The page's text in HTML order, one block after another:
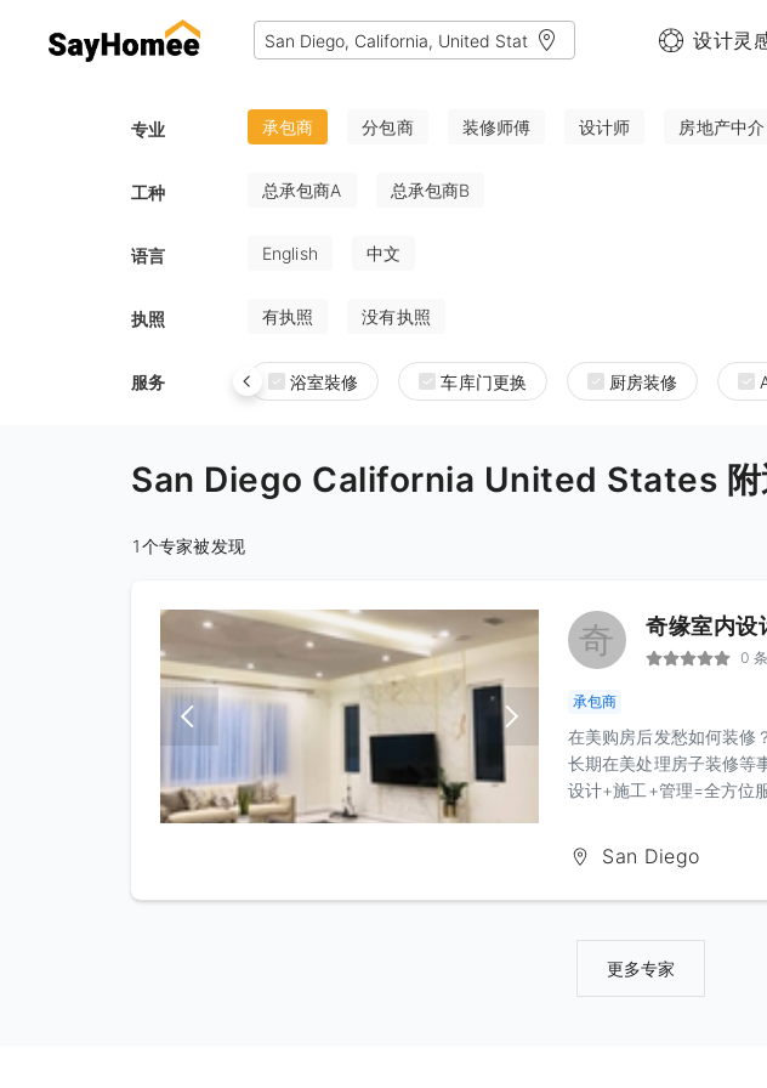
设计灵
专业 承包商 分包商 装修师傅 设计师 房地产中介
工种 总承包商A 总承包商B
语言 English 中文
执照 有执照 没有执照
服务 浴室裝修 车库门更换 厨房装修
San Diego California United States 附
1个专家被发现
奇 奇缘室内设
0
承包商
在美购房后发愁如何装修
长期在美处理房子装修
设计+施工+管理=全方位
设计到装修无风险。擅长
家。
San Diego
更多专家